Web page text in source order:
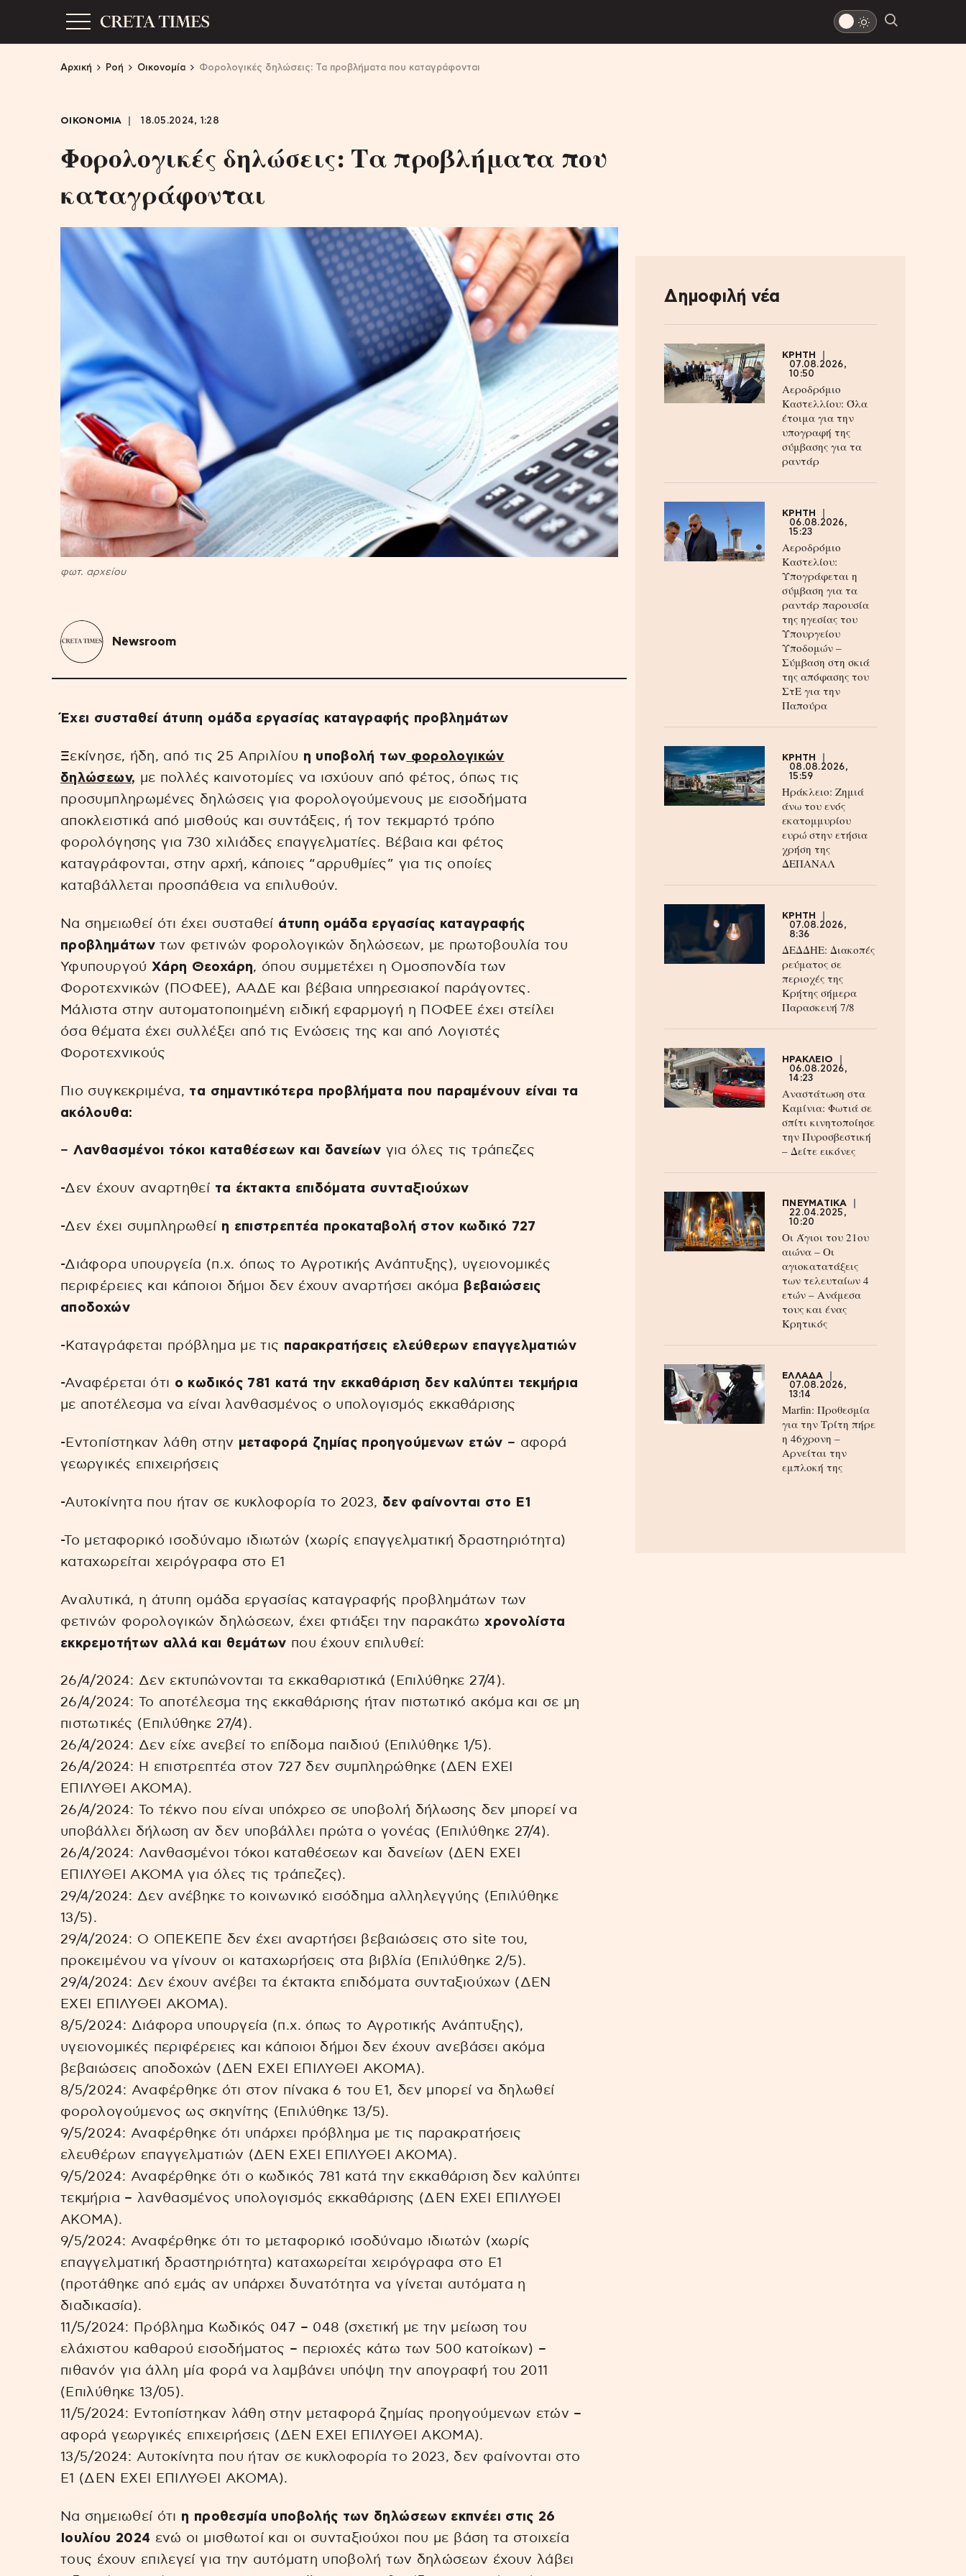
Αρχική Ροή Οικονομία Φορολογικές δηλώσεις: Τα προβλήματα που καταγράφονται
ΟΙΚΟΝΟΜΙΑ 18.05.2024, 1:28
Φορολογικές δηλώσεις: Τα προβλήματα που
καταγράφονται
φωτ. αρχείου
Newsroom
Έχει συσταθεί άτυπη ομάδα εργασίας καταγραφής προβλημάτων
Ξεκίνησε, ήδη, από τις 25 Απριλίου η υποβολή των φορολογικών
δηλώσεων, με πολλές καινοτομίες να ισχύουν από φέτος, όπως τις
προσυμπληρωμένες δηλώσεις για φορολογούμενους με εισοδήματα
αποκλειστικά από μισθούς και συντάξεις, ή τον τεκμαρτό τρόπο
φορολόγησης για 730 χιλιάδες επαγγελματίες. Βέβαια και φέτος
καταγράφονται, στην αρχή, κάποιες “αρρυθμίες” για τις οποίες
καταβάλλεται προσπάθεια να επιλυθούν.
Να σημειωθεί ότι έχει συσταθεί άτυπη ομάδα εργασίας καταγραφής
προβλημάτωντων φετινών φορολογικών δηλώσεων, με πρωτοβουλία του
Υφυπουργού Χάρη Θεοχάρη, όπου συμμετέχει η Ομοσπονδία των
Φοροτεχνικών (ΠΟΦΕΕ), ΑΑΔΕ και βέβαια υπηρεσιακοί παράγοντες.
Μάλιστα στην αυτοματοποιημένη ειδική εφαρμογή η ΠΟΦΕΕ έχει στείλει
όσα θέματα έχει συλλέξει από τις Ενώσεις της και από Λογιστές
Φοροτεχνικούς
Πιο συγκεκριμένα, τα σημαντικότερα προβλήματα που παραμένουν είναι τα
ακόλουθα:
– Λανθασμένοι τόκοι καταθέσεων και δανείων για όλες τις τράπεζες
-Δεν έχουν αναρτηθεί τα έκτακτα επιδόματα συνταξιούχων
-Δεν έχει συμπληρωθεί η επιστρεπτέα προκαταβολή στον κωδικό 727
-Διάφορα υπουργεία (π.χ. όπως το Αγροτικής Ανάπτυξης), υγειονομικές
περιφέρειες και κάποιοι δήμοι δεν έχουν αναρτήσει ακόμα βεβαιώσεις
αποδοχών
-Καταγράφεται πρόβλημα με τις παρακρατήσεις ελεύθερων επαγγελματιών
-Αναφέρεται ότι ο κωδικός 781 κατά την εκκαθάριση δεν καλύπτει τεκμήρια
με αποτέλεσμα να είναι λανθασμένος ο υπολογισμός εκκαθάρισης
-Εντοπίστηκαν λάθη στην μεταφορά ζημίας προηγούμενων ετών – αφορά
γεωργικές επιχειρήσεις
-Αυτοκίνητα που ήταν σε κυκλοφορία το 2023, δεν φαίνονται στο Ε1
-Το μεταφορικό ισοδύναμο ιδιωτών (χωρίς επαγγελματική δραστηριότητα)
καταχωρείται χειρόγραφα στο Ε1
Αναλυτικά, η άτυπη ομάδα εργασίας καταγραφής προβλημάτων των
φετινών φορολογικών δηλώσεων, έχει φτιάξει την παρακάτωχρονολίστα
εκκρεμοτήτων αλλά και θεμάτων που έχουν επιλυθεί:
26/4/2024: Δεν εκτυπώνονται τα εκκαθαριστικά (Επιλύθηκε 27/4).
26/4/2024: Το αποτέλεσμα της εκκαθάρισης ήταν πιστωτικό ακόμα και σε μη
πιστωτικές (Επιλύθηκε 27/4).
26/4/2024: Δεν είχε ανεβεί το επίδομα παιδιού (Επιλύθηκε 1/5).
26/4/2024: Η επιστρεπτέα στον 727 δεν συμπληρώθηκε (ΔΕΝ ΕΧΕΙ
ΕΠΙΛΥΘΕΙ ΑΚΟΜΑ).
26/4/2024: Το τέκνο που είναι υπόχρεο σε υποβολή δήλωσης δεν μπορεί να
υποβάλλει δήλωση αν δεν υποβάλλει πρώτα ο γονέας (Επιλύθηκε 27/4).
26/4/2024: Λανθασμένοι τόκοι καταθέσεων και δανείων (ΔΕΝ ΕΧΕΙ
ΕΠΙΛΥΘΕΙ ΑΚΟΜΑ για όλες τις τράπεζες).
29/4/2024: Δεν ανέβηκε το κοινωνικό εισόδημα αλληλεγγύης (Επιλύθηκε
13/5).
29/4/2024: Ο ΟΠΕΚΕΠΕ δεν έχει αναρτήσει βεβαιώσεις στο site του,
προκειμένου να γίνουν οι καταχωρήσεις στα βιβλία (Επιλύθηκε 2/5).
29/4/2024: Δεν έχουν ανέβει τα έκτακτα επιδόματα συνταξιούχων (ΔΕΝ
ΕΧΕΙ ΕΠΙΛΥΘΕΙ ΑΚΟΜΑ).
8/5/2024: Διάφορα υπουργεία (π.χ. όπως το Αγροτικής Ανάπτυξης),
υγειονομικές περιφέρειες και κάποιοι δήμοι δεν έχουν ανεβάσει ακόμα
βεβαιώσεις αποδοχών (ΔΕΝ ΕΧΕΙ ΕΠΙΛΥΘΕΙ ΑΚΟΜΑ).
8/5/2024: Αναφέρθηκε ότι στον πίνακα 6 του Ε1, δεν μπορεί να δηλωθεί
φορολογούμενος ως σκηνίτης (Επιλύθηκε 13/5).
9/5/2024: Αναφέρθηκε ότι υπάρχει πρόβλημα με τις παρακρατήσεις
ελευθέρων επαγγελματιών (ΔΕΝ ΕΧΕΙ ΕΠΙΛΥΘΕΙ ΑΚΟΜΑ).
9/5/2024: Αναφέρθηκε ότι ο κωδικός 781 κατά την εκκαθάριση δεν καλύπτει
τεκμήρια – λανθασμένος υπολογισμός εκκαθάρισης (ΔΕΝ ΕΧΕΙ ΕΠΙΛΥΘΕΙ
ΑΚΟΜΑ).
9/5/2024: Αναφέρθηκε ότι το μεταφορικό ισοδύναμο ιδιωτών (χωρίς
επαγγελματική δραστηριότητα) καταχωρείται χειρόγραφα στο Ε1
(προτάθηκε από εμάς αν υπάρχει δυνατότητα να γίνεται αυτόματα η
διαδικασία).
11/5/2024: Πρόβλημα Κωδικός 047 – 048 (σχετική με την μείωση του
ελάχιστου καθαρού εισοδήματος – περιοχές κάτω των 500 κατοίκων) –
πιθανόν για άλλη μία φορά να λαμβάνει υπόψη την απογραφή του 2011
(Επιλύθηκε 13/05).
11/5/2024: Εντοπίστηκαν λάθη στην μεταφορά ζημίας προηγούμενων ετών –
αφορά γεωργικές επιχειρήσεις (ΔΕΝ ΕΧΕΙ ΕΠΙΛΥΘΕΙ ΑΚΟΜΑ).
13/5/2024: Αυτοκίνητα που ήταν σε κυκλοφορία το 2023, δεν φαίνονται στο
Ε1 (ΔΕΝ ΕΧΕΙ ΕΠΙΛΥΘΕΙ ΑΚΟΜΑ).
Να σημειωθεί ότι η προθεσμία υποβολής των δηλώσεων εκπνέει στις 26
Ιουλίου 2024 ενώ οι μισθωτοί και οι συνταξιούχοι που με βάση τα στοιχεία
τους έχουν επιλεγεί για την αυτόματη υποβολή των δηλώσεων έχουν λάβει
Δημοφιλή νέα
ΚΡΗΤΗ
07.08.2026,
10:50
Αεροδρόμιο
Καστελλίου: Όλα
έτοιμα για την
υπογραφή της
σύμβασης για τα
ραντάρ
ΚΡΗΤΗ
06.08.2026,
15:23
Αεροδρόμιο
Καστελίου:
Υπογράφεται η
σύμβαση για τα
ραντάρ παρουσία
της ηγεσίας του
Υπουργείου
Υποδομών –
Σύμβαση στη σκιά
της απόφασης του
ΣτΕ για την
Παπούρα
ΚΡΗΤΗ
08.08.2026,
15:59
Ηράκλειο: Ζημιά
άνω του ενός
εκατομμυρίου
ευρώ στην ετήσια
χρήση της
ΔΕΠΑΝΑΛ
ΚΡΗΤΗ
07.08.2026,
8:36
ΔΕΔΔΗΕ: Διακοπές
ρεύματος σε
περιοχές της
Κρήτης σήμερα
Παρασκευή 7/8
ΗΡΑΚΛΕΙΟ
06.08.2026,
14:23
Αναστάτωση στα
Καμίνια: Φωτιά σε
σπίτι κινητοποίησε
την Πυροσβεστική
– Δείτε εικόνες
ΠΝΕΥΜΑΤΙΚΑ
22.04.2025,
10:20
Οι Άγιοι του 21ου
αιώνα – Οι
αγιοκατατάξεις
των τελευταίων 4
ετών – Ανάμεσα
τους και ένας
Κρητικός
ΕΛΛΑΔΑ
07.08.2026,
13:14
Marfin: Προθεσμία
για την Τρίτη πήρε
η 46χρονη –
Aρνείται την
εμπλοκή της